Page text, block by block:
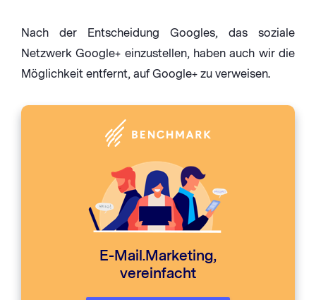
Nach der Entscheidung Googles, das soziale
Netzwerk Google+ einzustellen, haben auch wir die
Möglichkeit entfernt, auf Google+ zu verweisen.
E-Mail.Marketing,
vereinfacht